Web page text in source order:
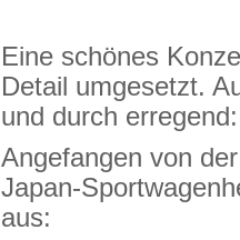
Eine schönes
Detail umgesetzt.
und durch erregend:
Angefangen von
Japan-
aus: